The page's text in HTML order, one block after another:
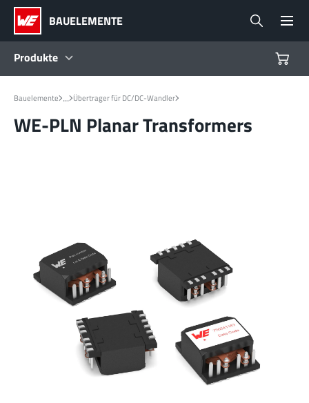
BAUELEMENTE
Produkte
Produkte
Design Kits
Bauelemente ... Übertrager für DC/DC-Wandler
WE-PLN Planar Transformers